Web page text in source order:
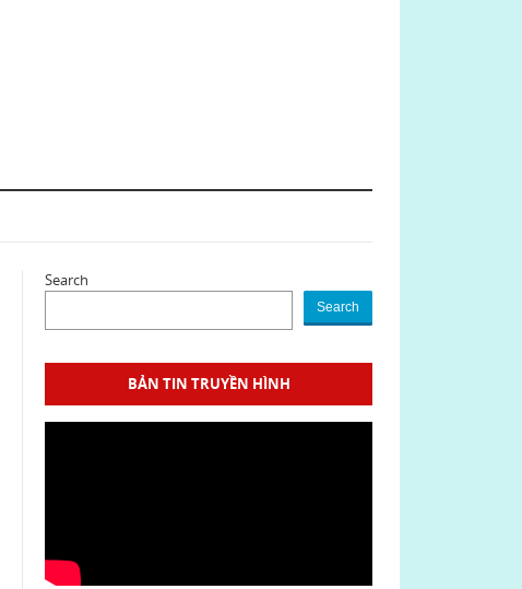
Search
Search
BẢN TIN TRUYỀN HÌNH